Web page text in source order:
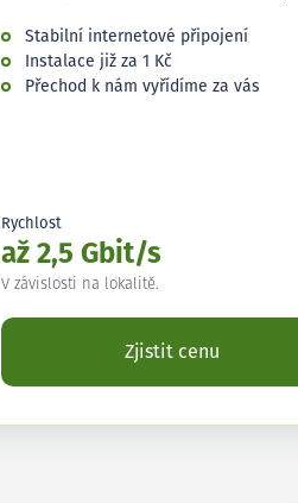
Stabilní internetové připojení
Instalace již za 1 Kč
Přechod k nám vyřídíme za vás
Rychlost
až 2,5 Gbit/s
V závislosti na lokalitě.
Zjistit cenu